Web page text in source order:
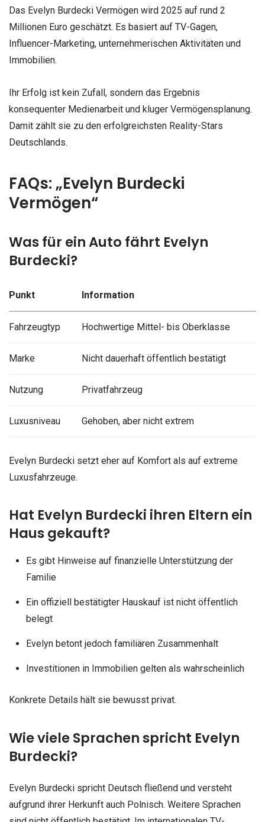
Das Evelyn Burdecki Vermögen wird 2025 auf rund 2
Millionen Euro geschätzt. Es basiert auf TV-Gagen,
Influencer-Marketing, unternehmerischen Aktivitäten und
Immobilien.
Ihr Erfolg ist kein Zufall, sondern das Ergebnis
konsequenter Medienarbeit und kluger Vermögensplanung.
Damit zählt sie zu den erfolgreichsten Reality-Stars
Deutschlands.
FAQs: „Evelyn Burdecki
Vermögen“
Was für ein Auto fährt Evelyn
Burdecki?
Punkt Information
Fahrzeugtyp Hochwertige Mittel- bis Oberklasse
Marke Nicht dauerhaft öffentlich bestätigt
Nutzung Privatfahrzeug
Luxusniveau Gehoben, aber nicht extrem
Evelyn Burdecki setzt eher auf Komfort als auf extreme
Luxusfahrzeuge.
Hat Evelyn Burdecki ihren Eltern ein
Haus gekauft?
Es gibt Hinweise auf finanzielle Unterstützung der
Familie
Ein offiziell bestätigter Hauskauf ist nicht öffentlich
belegt
Evelyn betont jedoch familiären Zusammenhalt
Investitionen in Immobilien gelten als wahrscheinlich
Konkrete Details hält sie bewusst privat.
Wie viele Sprachen spricht Evelyn
Burdecki?
Evelyn Burdecki spricht Deutsch fließend und versteht
aufgrund ihrer Herkunft auch Polnisch. Weitere Sprachen